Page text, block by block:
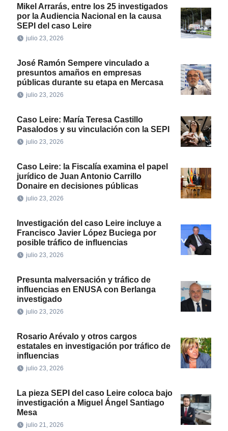
Mikel Arrarás, entre los 25 investigados
por la Audiencia Nacional en la causa
SEPI del caso Leire
julio 23, 2026
José Ramón Sempere vinculado a
presuntos amaños en empresas
públicas durante su etapa en Mercasa
julio 23, 2026
Caso Leire: María Teresa Castillo
Pasalodos y su vinculación con la SEPI
julio 23, 2026
Caso Leire: la Fiscalía examina el papel
jurídico de Juan Antonio Carrillo
Donaire en decisiones públicas
julio 23, 2026
Investigación del caso Leire incluye a
Francisco Javier López Buciega por
posible tráfico de influencias
julio 23, 2026
Presunta malversación y tráfico de
influencias en ENUSA con Berlanga
investigado
julio 23, 2026
Rosario Arévalo y otros cargos
estatales en investigación por tráfico de
influencias
julio 23, 2026
La pieza SEPI del caso Leire coloca bajo
investigación a Miguel Ángel Santiago
Mesa
julio 21, 2026